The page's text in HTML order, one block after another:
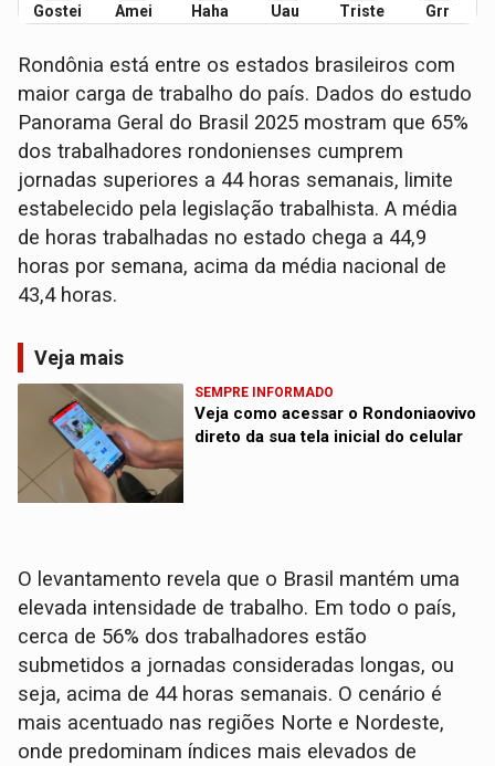
Gostei Amei Haha Uau Triste Grr
Rondônia está entre os estados brasileiros com
maior carga de trabalho do país. Dados do estudo
Panorama Geral do Brasil 2025 mostram que 65%
dos trabalhadores rondonienses cumprem
jornadas superiores a 44 horas semanais, limite
estabelecido pela legislação trabalhista. A média
de horas trabalhadas no estado chega a 44,9
horas por semana, acima da média nacional de
43,4 horas.
Veja mais
SEMPRE INFORMADO
Veja como acessar o Rondoniaovivo
direto da sua tela inicial do celular
O levantamento revela que o Brasil mantém uma
elevada intensidade de trabalho. Em todo o país,
cerca de 56% dos trabalhadores estão
submetidos a jornadas consideradas longas, ou
seja, acima de 44 horas semanais. O cenário é
mais acentuado nas regiões Norte e Nordeste,
onde predominam índices mais elevados de